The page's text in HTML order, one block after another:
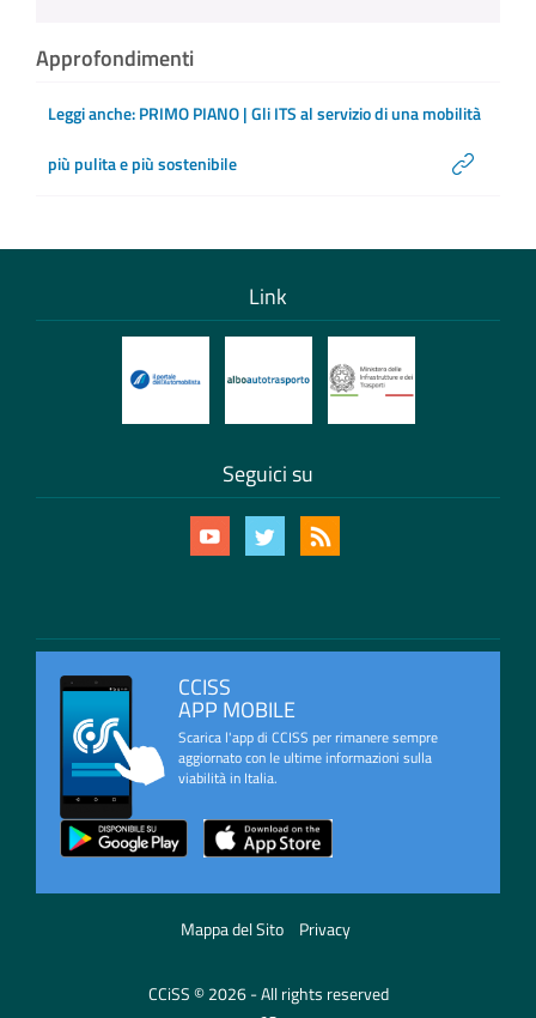
Approfondimenti
Leggi anche: PRIMO PIANO | Gli ITS al servizio di una mobilità
più pulita e più sostenibile
Link
Seguici su
CCISS
APP MOBILE
Scarica l'app di CCISS per rimanere sempre
aggiornato con le ultime informazioni sulla
viabilità in Italia.
Mappa del Sito Privacy
CCiSS © 2026 - All rights reserved